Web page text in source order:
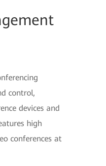
control,
devices and
high
conferences at